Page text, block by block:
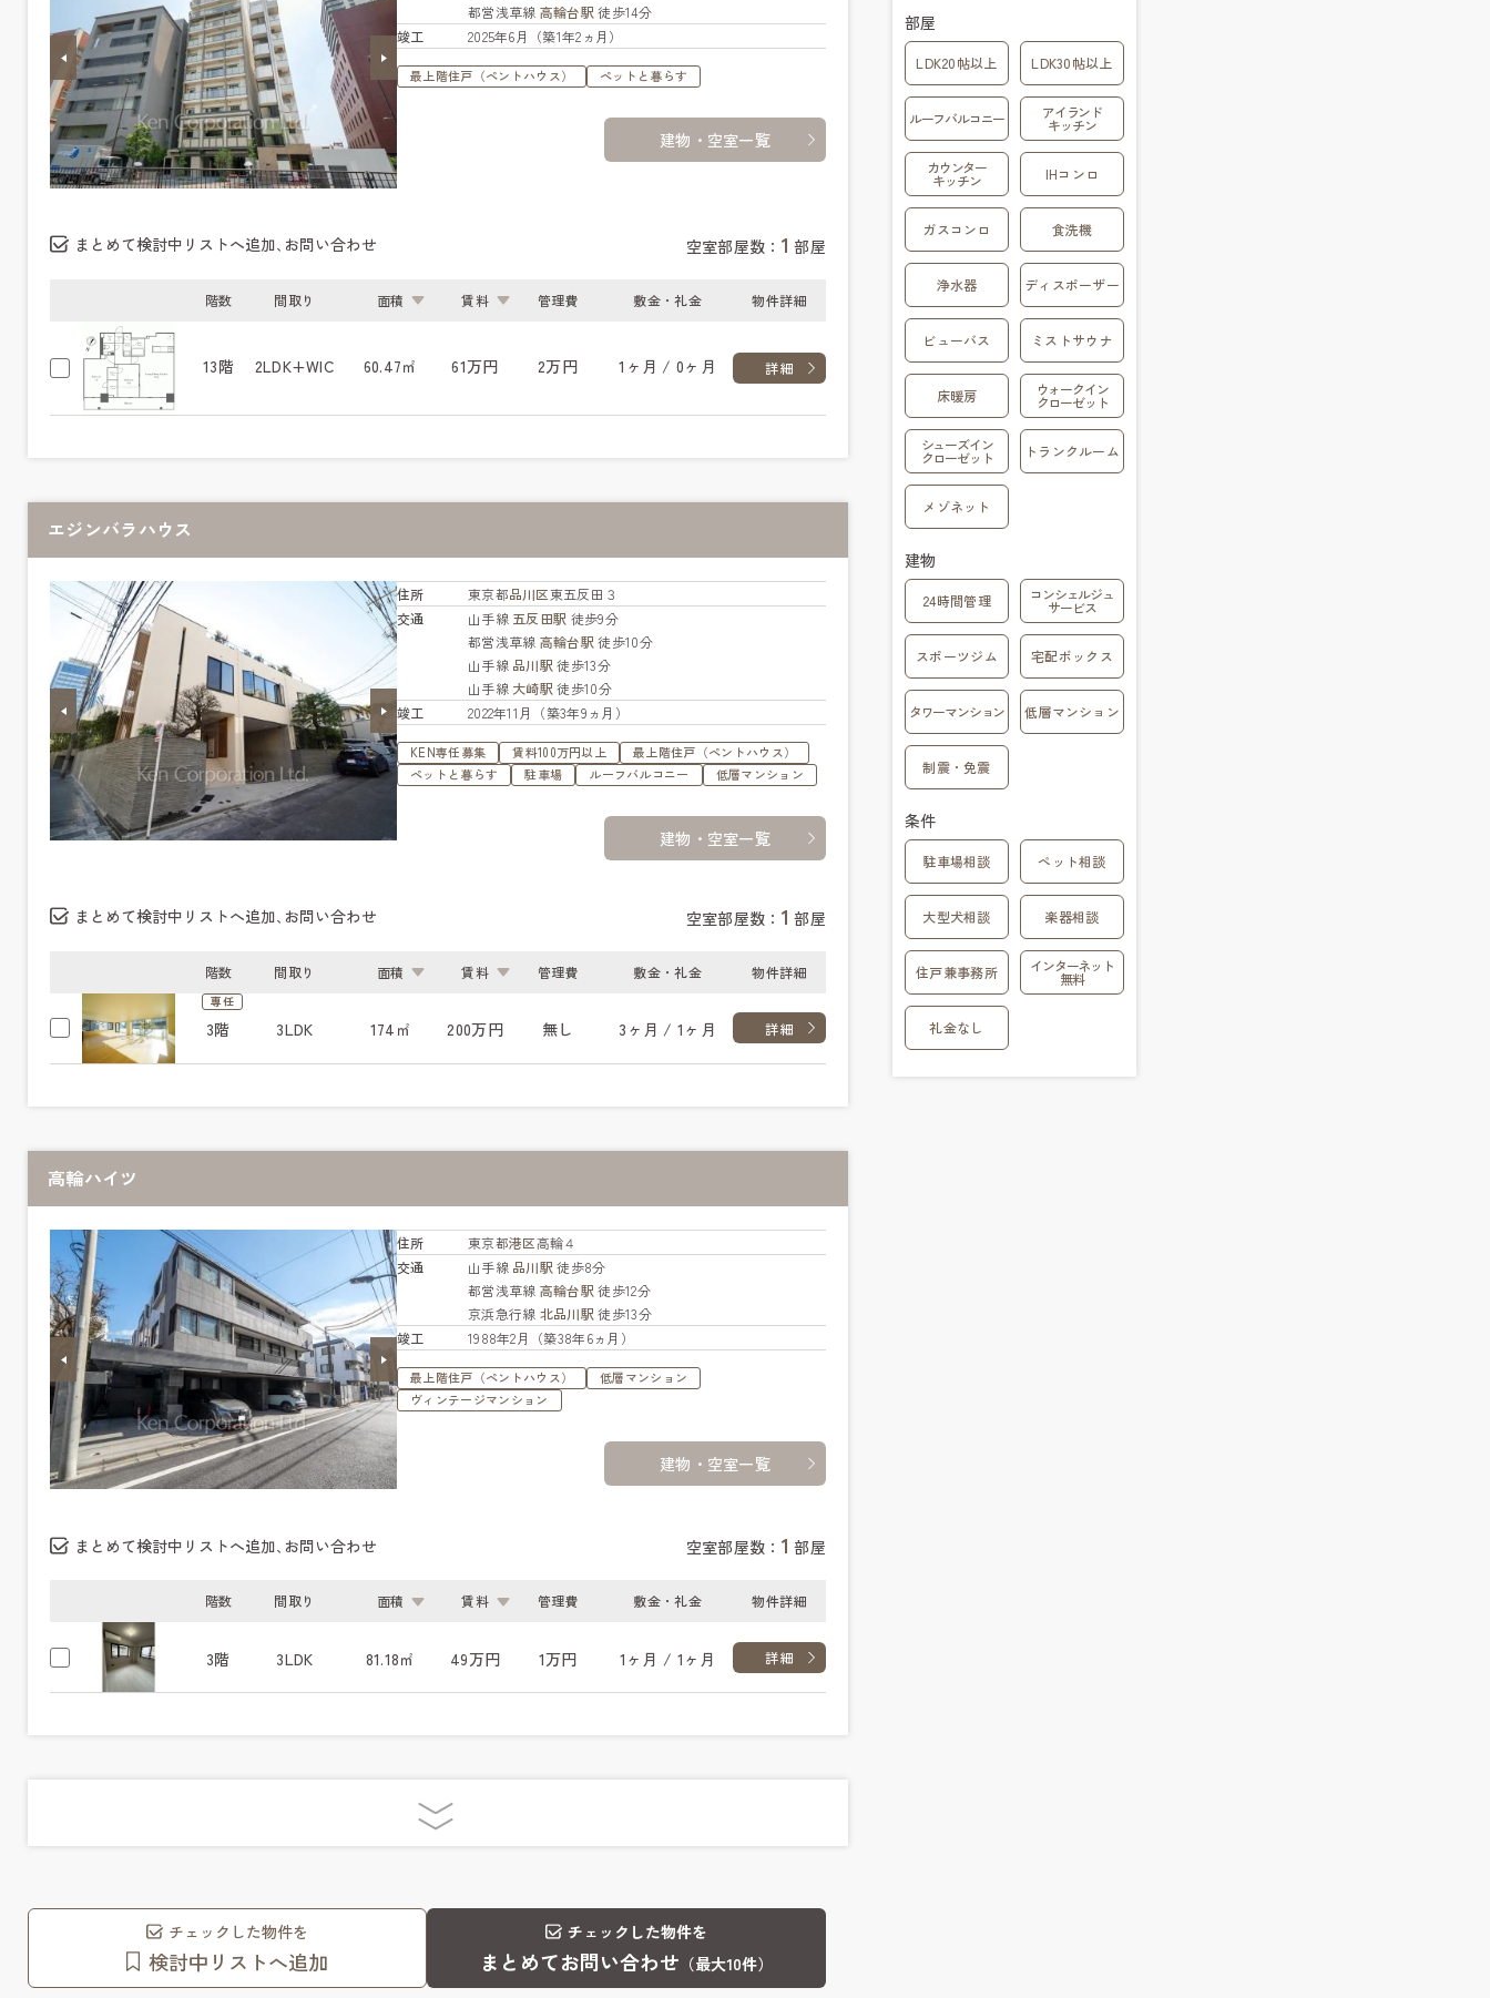
都営浅草線 高輪台駅 徒歩14分
竣工
2025年6月（築1年2ヵ月）
最上階住戸（ペントハウス） ペットと暮らす
建物・空室一覧
まとめて検討中リストへ追加､お問い合わせ 空室部屋数： 1 部屋
階数 間取り 面積 賃料 管理費 敷金・礼金 物件詳細
詳細
13階 2LDK+WIC 60.47㎡ 61万円 2万円 1ヶ月 / 0ヶ月
エジンバラハウス
住所 東京都品川区東五反田３
交通
山手線 五反田駅 徒歩9分
都営浅草線 高輪台駅 徒歩10分
山手線 品川駅 徒歩13分
山手線 大崎駅 徒歩10分
竣工
2022年11月（築3年9ヵ月）
KEN専任募集 賃料100万円以上
最上階住戸（ペントハウス）
ペットと暮らす
駐車場 ルーフバルコニー 低層マンション
建物・空室一覧
まとめて検討中リストへ追加､お問い合わせ 空室部屋数： 1 部屋
階数 間取り 面積 賃料 管理費 敷金・礼金 物件詳細
専任
詳細
3階 3LDK 174㎡ 200万円 無し 3ヶ月 / 1ヶ月
高輪ハイツ
住所 東京都港区高輪４
交通
山手線 品川駅 徒歩8分
都営浅草線 高輪台駅 徒歩12分
京浜急行線 北品川駅 徒歩13分
竣工
1988年2月（築38年6ヵ月）
最上階住戸（ペントハウス）
低層マンション
ヴィンテージマンション
建物・空室一覧
まとめて検討中リストへ追加､お問い合わせ 空室部屋数： 1 部屋
階数 間取り 面積 賃料 管理費 敷金・礼金 物件詳細
詳細
3階 3LDK 81.18㎡ 49万円 1万円 1ヶ月 / 1ヶ月
チェックした物件を
検討中リストへ追加
チェックした物件を
まとめてお問い合わせ （最大10件）
部屋
LDK20帖以上 LDK30帖以上
ルーフバルコニー アイランド
キッチン
カウンター
キッチン IHコンロ
ガスコンロ 食洗機
浄水器 ディスポーザー
ビューバス ミストサウナ
床暖房 ウォークイン
クローゼット
シューズイン
クローゼット トランクルーム
メゾネット
建物
24時間管理 コンシェルジュ
サービス
スポーツジム 宅配ボックス
タワーマンション 低層マンション
制震・免震
条件
駐車場相談 ペット相談
大型犬相談 楽器相談
住戸兼事務所 インターネット
無料
礼金なし